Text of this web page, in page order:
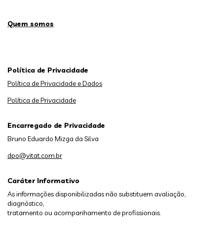
Quem somos
Caráter Informativo
As informações disponibilizadas não substituem avaliação,
diagnóstico,
tratamento ou acompanhamento de profissionais.
Política de Privacidade
Política de Privacidade e Dados
Política de Privacidade
Encarregado de Privacidade
Bruno Eduardo Mizga da Silva
dpo@vitat.com.br